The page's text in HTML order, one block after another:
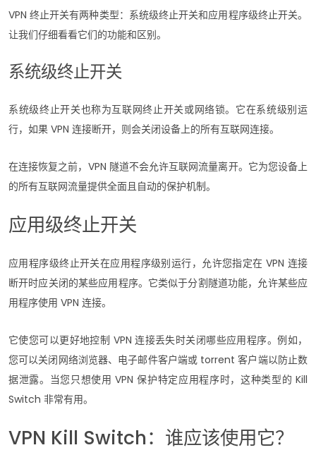
VPN 终止开关有两种类型：系统级终止开关和应用程序级终止开关。
让我们仔细看看它们的功能和区别。
系统级终止开关
系统级终止开关也称为互联网终止开关或网络锁。它在系统级别运
行，如果 VPN 连接断开，则会关闭设备上的所有互联网连接。
在连接恢复之前，VPN 隧道不会允许互联网流量离开。它为您设备上
的所有互联网流量提供全面且自动的保护机制。
应用级终止开关
应用程序级终止开关在应用程序级别运行，允许您指定在 VPN 连接
断开时应关闭的某些应用程序。它类似于分割隧道功能，允许某些应
用程序使用 VPN 连接。
它使您可以更好地控制 VPN 连接丢失时关闭哪些应用程序。例如，
您可以关闭网络浏览器、电子邮件客户端或 torrent 客户端以防止数
据泄露。当您只想使用 VPN 保护特定应用程序时，这种类型的 Kill
Switch 非常有用。
VPN Kill Switch：谁应该使用它？